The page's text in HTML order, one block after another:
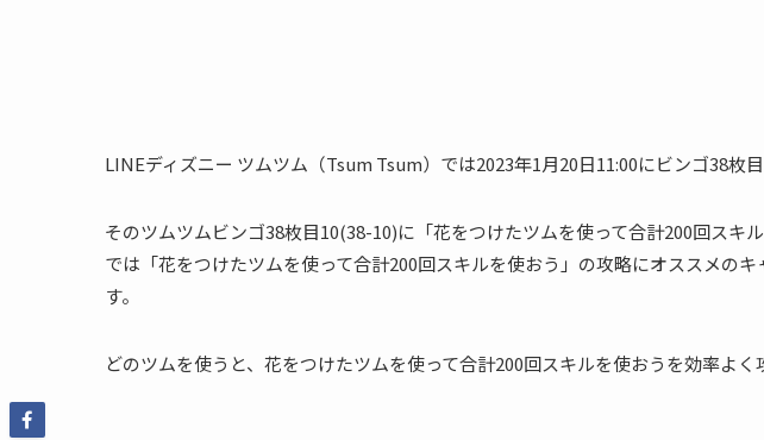
LINEディズニー ツムツム（Tsum Tsum）では2023年1月20日11:00にビンゴ38枚
そのツムツムビンゴ38枚目10(38-10)に「花をつけたツムを使って合計200回スキ
では「花をつけたツムを使って合計200回スキルを使おう」の攻略にオススメの
す。
どのツムを使うと、花をつけたツムを使って合計200回スキルを使おうを効率よく